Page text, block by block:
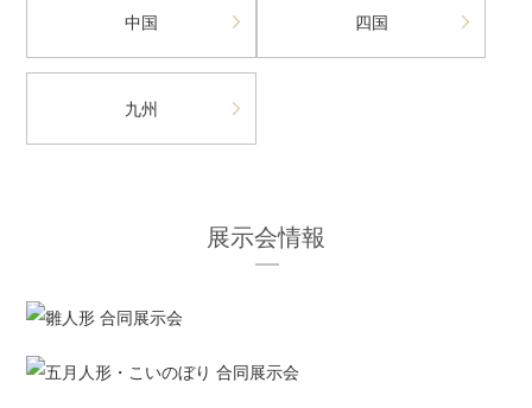
中国 四国
九州
展示会情報